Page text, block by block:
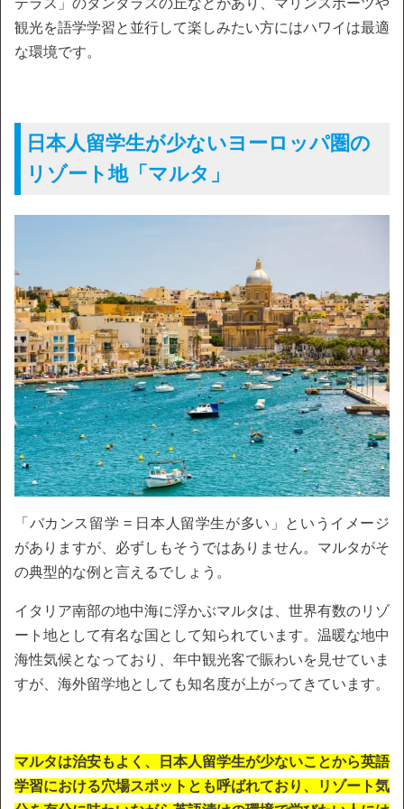
観光を語学学習と並行して楽しみたい方にはハワイは最適
な環境です。
日本人留学生が少ないヨーロッパ圏の
リゾート地「マルタ」
「バカンス留学 = 日本人留学生が多い」というイメージ
がありますが、必ずしもそうではありません。マルタがそ
の典型的な例と言えるでしょう。
イタリア南部の地中海に浮かぶマルタは、世界有数のリゾ
ート地として有名な国として知られています。温暖な地中
海性気候となっており、年中観光客で賑わいを見せていま
すが、海外留学地としても知名度が上がってきています。
マルタは治安もよく、日本人留学生が少ないことから英語
学習における穴場スポットとも呼ばれており、リゾート気